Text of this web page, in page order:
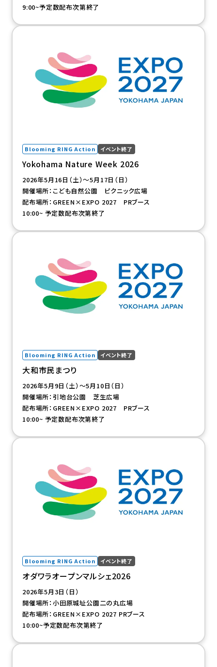
9:00~予定数配布次第終了
Blooming RING Action イベント終了
Yokohama Nature Week 2026
2026年5月16日（土）～5月17日（日）
開催場所：こども自然公園 ピクニック広場
配布場所：GREEN×EXPO 2027 PRブース
10:00~ 予定数配布次第終了
（新規タブで開きます）
Blooming RING Action イベント終了
大和市民まつり
2026年5月9日（土）～5月10日（日）
開催場所：引地台公園 芝生広場
配布場所：GREEN×EXPO 2027 PRブース
10:00~ 予定数配布次第終了
（新規タブで開きます）
Blooming RING Action イベント終了
オダワラオープンマルシェ2026
2026年5月3日（日）
開催場所：小田原城址公園二の丸広場
配布場所：GREEN×EXPO 2027 PRブース
10:00~予定数配布次第終了
（新規タブで開きます）
（新規タブで開きます）